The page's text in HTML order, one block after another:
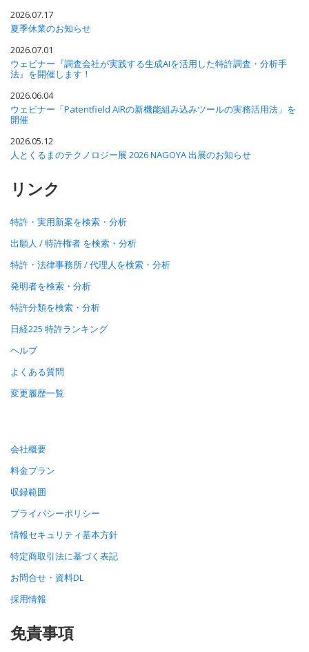
2026.07.17
夏季休業のお知らせ
2026.07.01
ウェビナー『調査会社が実践する生成AIを活用した特許調査・分析手
法』を開催します！
2026.06.04
ウェビナー「Patentfield AIRの新機能組み込みツールの実務活用法」を
開催
2026.05.12
人とくるまのテクノロジー展 2026 NAGOYA 出展のお知らせ
リンク
特許・実用新案を検索・分析
出願人 / 特許権者 を検索・分析
特許・法律事務所 / 代理人を検索・分析
発明者を検索・分析
特許分類を検索・分析
日経225 特許ランキング
ヘルプ
よくある質問
変更履歴一覧
会社概要
料金プラン
収録範囲
プライバシーポリシー
情報セキュリティ基本方針
特定商取引法に基づく表記
お問合せ・資料DL
採用情報
免責事項